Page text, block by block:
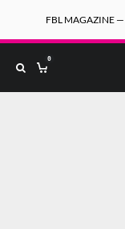
FBL MAGAZINE
0